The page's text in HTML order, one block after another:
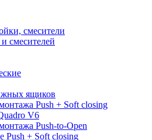
смесители
смесителей
ящиков
Push + Soft closing
V6
Push-to-Open
+ Soft closing